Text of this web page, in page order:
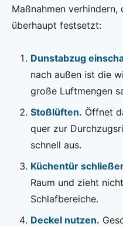
Maßnahmen verhindern,
überhaupt festsetzt:
Dunstabzug
nach außen ist die
große Luftmengen
Stoßlüften. Öffnet
quer zur
schnell aus.
Küchentür
Raum und zieht
Schlafbereiche.
Deckel nutzen.